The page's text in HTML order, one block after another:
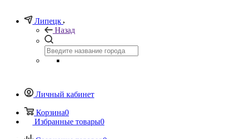
Липецк
Назад
Личный кабинет
Корзина0
Избранные товары0